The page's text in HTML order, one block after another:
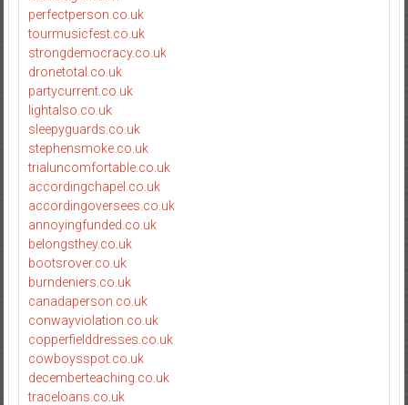
perfectperson.co.uk
tourmusicfest.co.uk
strongdemocracy.co.uk
dronetotal.co.uk
partycurrent.co.uk
lightalso.co.uk
sleepyguards.co.uk
stephensmoke.co.uk
trialuncomfortable.co.uk
accordingchapel.co.uk
accordingoversees.co.uk
annoyingfunded.co.uk
belongsthey.co.uk
bootsrover.co.uk
burndeniers.co.uk
canadaperson.co.uk
conwayviolation.co.uk
copperfielddresses.co.uk
cowboysspot.co.uk
decemberteaching.co.uk
traceloans.co.uk